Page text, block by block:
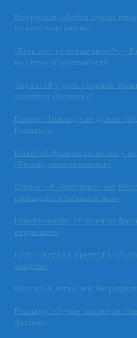
Моуринью: «Бейла нужно
из него максимум»
«Есть кто-то лучше меня?» —
на слухи об увольнении
Зидан: «Я у руля сборной
займётся «Реалом»?
Нойер: «Никогда не думал
Роналду»
Пике: «Я физически не могу
«Реала», тело отвергает»
Суарес: «В «Атлетико» нет
приходится забивать мне»
Ибрагимович: «У меня не
верующие»
Пепе: «Когда я пришёл в
защиты»
Месси: «Я легко мог бы
Роналду: «Лучше посмотрю
футбол»